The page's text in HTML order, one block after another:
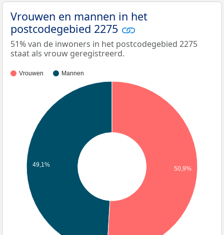
Vrouwen en mannen in het
postcodegebied 2275
51% van de inwoners in het postcodegebied 2275
staat als vrouw geregistreerd.
Vrouwen Mannen
49,1%
50,9%